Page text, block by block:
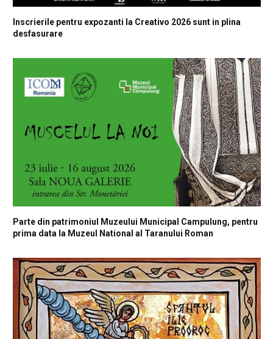
Inscrierile pentru expozanti la Creativo 2026 sunt in plina
desfasurare
Parte din patrimoniul Muzeului Municipal Campulung, pentru
prima data la Muzeul National al Taranului Roman